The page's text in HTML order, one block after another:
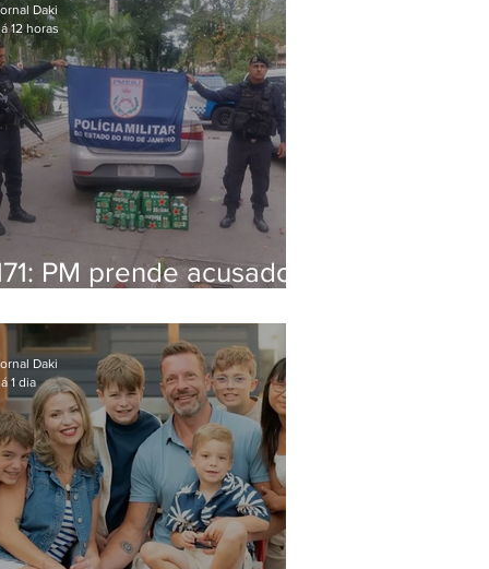
PM prende acusado
de Niterói
Daki
12 horas
Daki
1 dia